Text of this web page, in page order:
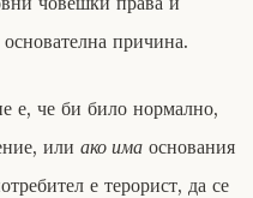
причина.
е, че би било нормално,
или ако има основания
е терорист, да се